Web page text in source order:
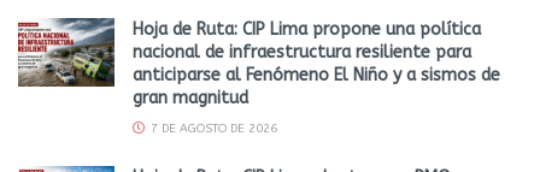
Hoja de Ruta: CIP Lima propone una política
nacional de infraestructura resiliente para
anticiparse al Fenómeno El Niño y a sismos de
gran magnitud
7 DE AGOSTO DE 2026